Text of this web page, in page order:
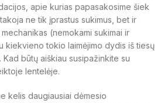
apie kurias papasakosime šiek
ne tik įprastus sukimus, bet ir
(nemokami sukimai ir
kiekvieno tokio laimėjimo dydis iš tiesų
būtų aiškiau susipažinkite su
lentelėje.
kelis daugiausiai dėmesio